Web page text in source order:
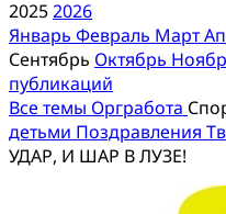
20252026
Январь Февраль Март
Сентябрь Октябрь
публикаций
Все темы Оргработа
детьми Поздравления
УДАР, И ШАР В ЛУЗЕ!